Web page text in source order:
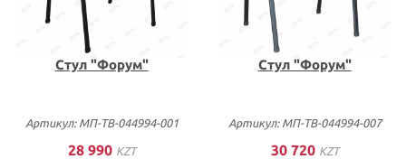
Стул "Форум"
Артикул: МП-ТВ-044994-001
28 990 KZT
Стул "Форум"
Артикул: МП-ТВ-044994-007
30 720 KZT